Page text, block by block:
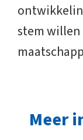
stem
Meer